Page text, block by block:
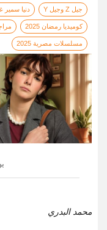
جيل Z وجيل Y دنيا سمير
كوميديا رمضان 2025
مسلسلات مصرية 2025
محمد البدري